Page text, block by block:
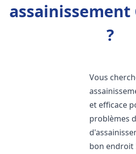
assainissement
?
Vous
et efficace
problèmes
bon endroit